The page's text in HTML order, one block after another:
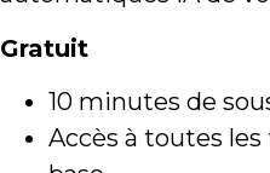
Gratuit
10 minutes de
Accès à toutes